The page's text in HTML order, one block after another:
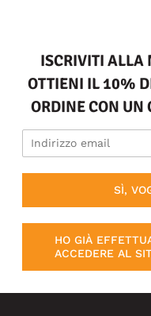
ISCRIVITI ALLA
OTTIENI IL 10%
ORDINE CON UN
SÌ,
HO GIÀ
ACCEDERE AL